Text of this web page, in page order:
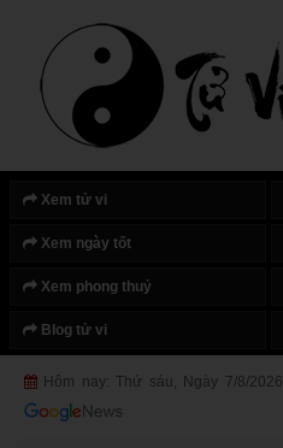
Xem tử vi
Xem ngày tốt
Xem phong thuỷ
Blog tử vi
Hôm nay: Thứ sáu, Ngày 7/8/2026